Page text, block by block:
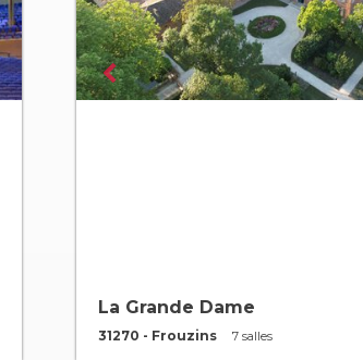
La Grande Dame
31270 - Frouzins 7 salles